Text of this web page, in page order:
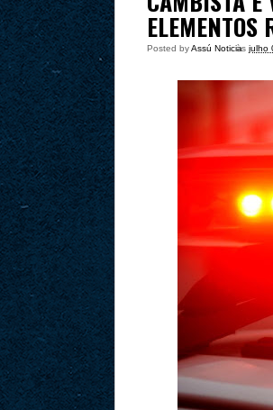
Posted byAssú Noticia
às julho